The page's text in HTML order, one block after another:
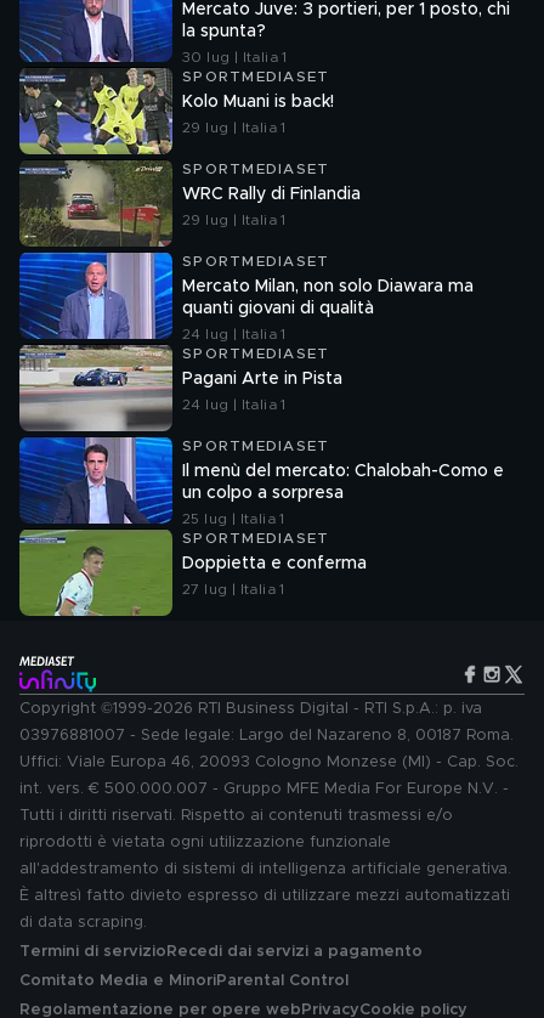
Mercato Juve: 3 portieri, per 1 posto, chi
la spunta?
30 lug | Italia 1
SPORTMEDIASET
Kolo Muani is back!
29 lug | Italia 1
SPORTMEDIASET
WRC Rally di Finlandia
29 lug | Italia 1
SPORTMEDIASET
Mercato Milan, non solo Diawara ma
quanti giovani di qualità
24 lug | Italia 1
SPORTMEDIASET
Pagani Arte in Pista
24 lug | Italia 1
SPORTMEDIASET
Il menù del mercato: Chalobah-Como e
un colpo a sorpresa
25 lug | Italia 1
SPORTMEDIASET
Doppietta e conferma
27 lug | Italia 1
Copyright ©1999-2026 RTI Business Digital - RTI S.p.A.: p. iva
03976881007 - Sede legale: Largo del Nazareno 8, 00187 Roma.
Uffici: Viale Europa 46, 20093 Cologno Monzese (MI) - Cap. Soc.
int. vers. € 500.000.007 - Gruppo MFE Media For Europe N.V. -
Tutti i diritti riservati. Rispetto ai contenuti trasmessi e/o
riprodotti è vietata ogni utilizzazione funzionale
all'addestramento di sistemi di intelligenza artificiale generativa.
È altresì fatto divieto espresso di utilizzare mezzi automatizzati
di data scraping.
Termini di servizio Recedi dai servizi a pagamento
Comitato Media e MinoriParental Control
Regolamentazione per opere web PrivacyCookie policy